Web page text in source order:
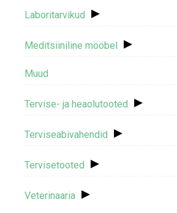
Laboritarvikud ▸
Meditsiiniline mööbel ▸
Muud
Tervise- ja heaolutooted ▸
Terviseabivahendid ▸
Tervisetooted ▸
Veterinaaria ▸